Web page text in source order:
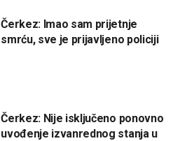
Čerkez: Imao sam prijetnje
smrću, sve je prijavljeno policiji
Čerkez: Nije isključeno ponovno
uvođenje izvanrednog stanja u